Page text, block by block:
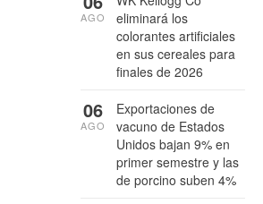
eliminará los
colorantes artificiales
en sus cereales para
finales de 2026
AGO
Exportaciones de
vacuno de Estados
Unidos bajan 9% en
primer semestre y las
de porcino suben 4%
06
AGO